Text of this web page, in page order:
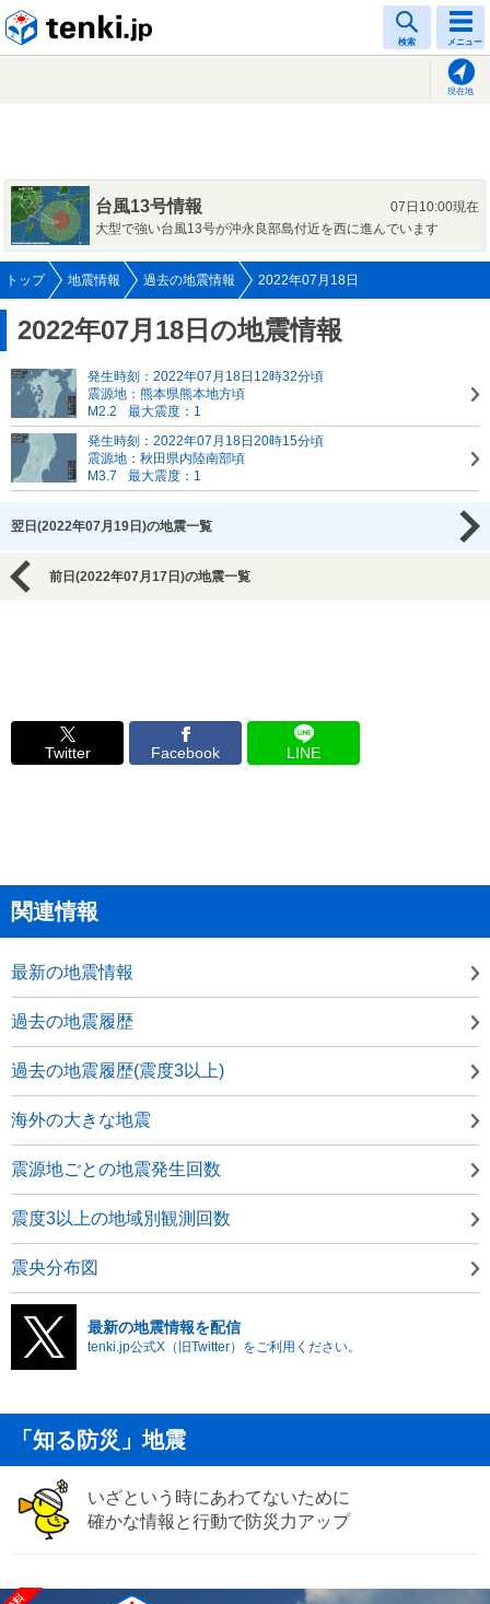
検索 メニュー
現在地
台風13号情報
07日10:00現在
大型で強い台風13号が沖永良部島付近を西に進んでいます
トップ 地震情報 過去の地震情報 2022年07月18日
2022年07月18日の地震情報
発生時刻：2022年07月18日12時32分頃
震源地：熊本県熊本地方頃
M2.2
最大震度：1
発生時刻：2022年07月18日20時15分頃
震源地：秋田県内陸南部頃
M3.7
最大震度：1
翌日(2022年07月19日)の地震一覧
前日(2022年07月17日)の地震一覧
Twitter Facebook LINE
関連情報
最新の地震情報
過去の地震履歴
過去の地震履歴(震度3以上)
海外の大きな地震
震源地ごとの地震発生回数
震度3以上の地域別観測回数
震央分布図
最新の地震情報を配信
tenki.jp公式X（旧Twitter）をご利用ください。
「知る防災」地震
いざという時にあわてないために
確かな情報と行動で防災力アップ